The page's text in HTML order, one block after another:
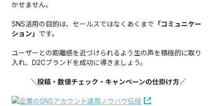
かせません。
SNS活用の目的は、セールスではなくあくまで 「コミュニケー
ション」 です。
ユーザーとの距離感を近づけられるよう生の声を積極的に取り
入れ、D2Cブランドを成功に導きましょう。
＼投稿・数値チェック・キャンペーンの仕掛け方／